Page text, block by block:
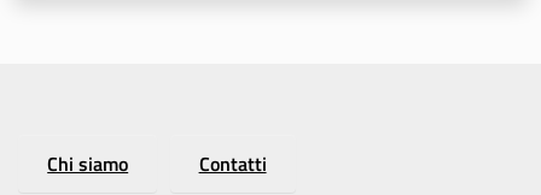
Emilia-
Chi siamo Contatti